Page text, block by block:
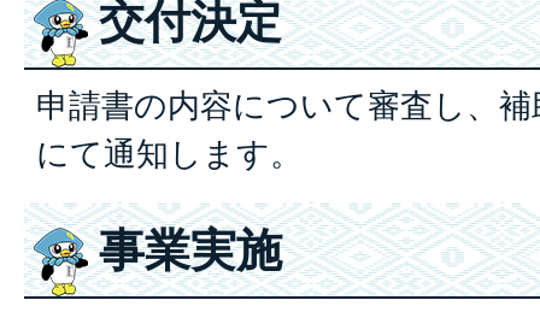
交付決定
申請書の内容について審査し、
にて通知します。
事業実施